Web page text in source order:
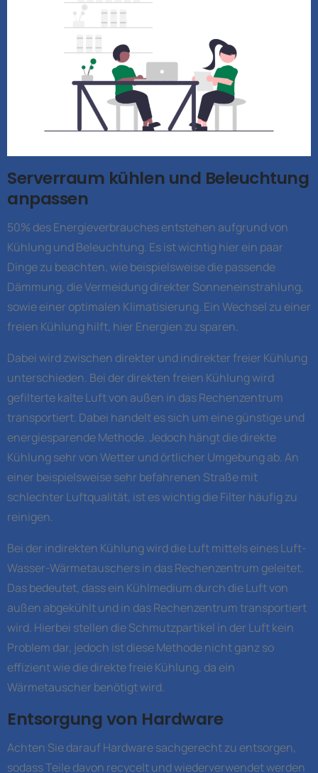
Serverraum kühlen und Beleuchtung
anpassen
50% des Energieverbrauches entstehen aufgrund von
Kühlung und Beleuchtung. Es ist wichtig hier ein paar
Dinge zu beachten, wie beispielsweise die passende
Dämmung, die Vermeidung direkter Sonneneinstrahlung,
sowie einer optimalen Klimatisierung. Ein Wechsel zu einer
freien Kühlung hilft, hier Energien zu sparen.
Dabei wird zwischen direkter und indirekter freier Kühlung
unterschieden. Bei der direkten freien Kühlung wird
gefilterte kalte Luft von außen in das Rechenzentrum
transportiert. Dabei handelt es sich um eine günstige und
energiesparende Methode. Jedoch hängt die direkte
Kühlung sehr von Wetter und örtlicher Umgebung ab. An
einer beispielsweise sehr befahrenen Straße mit
schlechter Luftqualität, ist es wichtig die Filter häufig zu
reinigen.
Bei der indirekten Kühlung wird die Luft mittels eines Luft-
Wasser-Wärmetauschers in das Rechenzentrum geleitet.
Das bedeutet, dass ein Kühlmedium durch die Luft von
außen abgekühlt und in das Rechenzentrum transportiert
wird. Hierbei stellen die Schmutzpartikel in der Luft kein
Problem dar, jedoch ist diese Methode nicht ganz so
effizient wie die direkte freie Kühlung, da ein
Wärmetauscher benötigt wird.
Entsorgung von Hardware
Achten Sie darauf Hardware sachgerecht zu entsorgen,
sodass Teile davon recycelt und wiederverwendet werden